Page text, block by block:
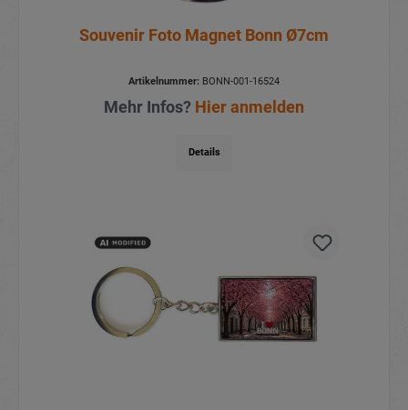
Souvenir Foto Magnet Bonn Ø7cm
Artikelnummer: BONN-001-16524
Mehr Infos? Hier anmelden
Details